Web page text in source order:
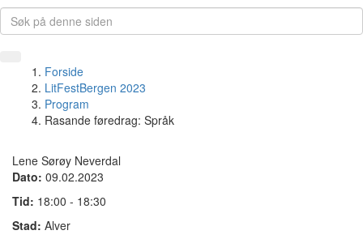
Forside
LitFestBergen 2023
Program
Rasande føredrag: Språk
Lene Sørøy Neverdal
Dato: 09.02.2023
Tid: 18:00 - 18:30
Stad: Alver